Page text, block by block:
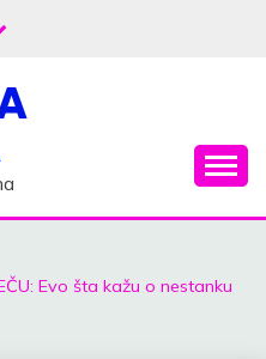
Evo šta kažu o nestanku